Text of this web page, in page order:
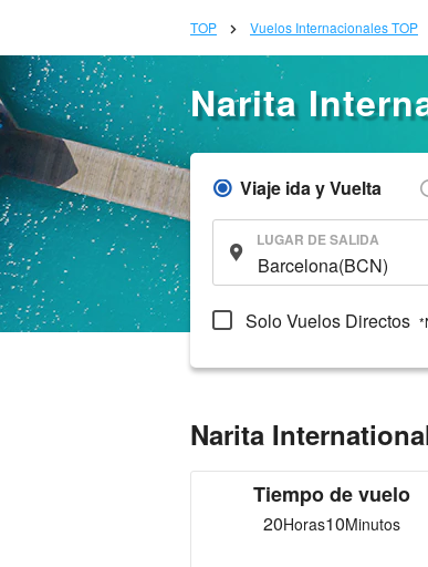
TOP Vuelos Internacionales TOP
Narita
Viaje ida y Vuelta
LUGAR DE SALIDA
Solo Vuelos Directos
Narita
Tiempo de vuelo
20Horas10Minutos